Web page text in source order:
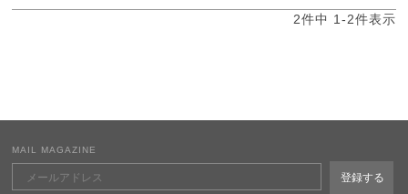
2件中 1 -2件表示
MAIL MAGAZINE